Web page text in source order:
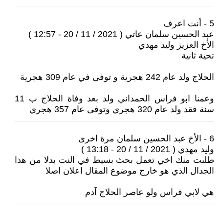
5 - أنت اعرف
عبد الحسين سلمان عاتي ( 2021 / 11 / 20 - 12:57 )
الأخ العزيز وليد مهدي
تحية ثانية
الحلاج ولد عام 242 هجرية و توفى في عام 309 هجرية
وعمنا ابو فراس الحمداني ولد بعد وفاة الحلاج ب 11
سنة فقد ولد عام 320 هجري وتوفى عام 357 هجري
6 - الأخ عبد الحسين سلمان مرة اخرى
وليد مهدي ( 2021 / 11 / 20 - 13:18 )
طلبت منك اخي تعمل بحث بسيط في النت بدلا من هذا
الجدال الذي هو خارج موضوع المقال اعلان اصلا
هي لابي فراس ولو عاصر الحلاج آدم